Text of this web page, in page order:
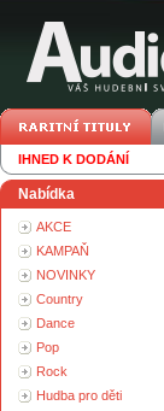
IHNED K DODÁNÍ
Nabídka
AKCE
KAMPAŇ
NOVINKY
Country
Dance
Pop
Rock
Hudba pro děti